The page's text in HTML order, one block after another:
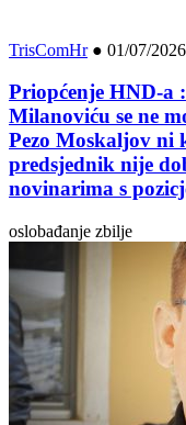
TrisComHr● 01/07/
Priopćenje HND-a :
Milanoviću se ne
Pezo Moskaljov ni
predsjednik nije
novinarima s
oslobađanje zbilje